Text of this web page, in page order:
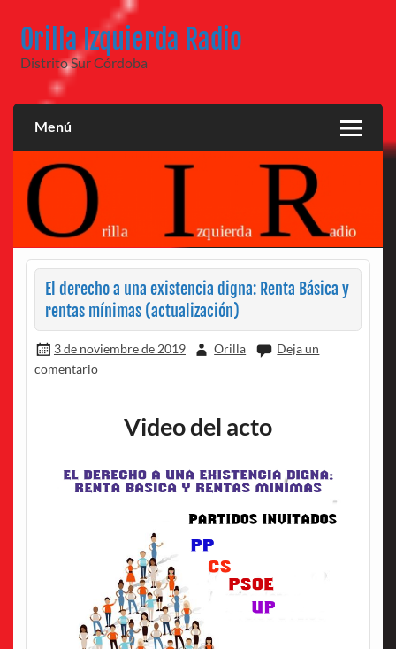
contenido
Orilla Izquierda Radio
Distrito Sur Córdoba
Menú
El derecho a una existencia digna: Renta Básica y
rentas mínimas (actualización)
3 de noviembre de 2019 Orilla
Deja un
comentario
Video del acto